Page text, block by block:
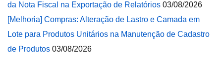
da Nota Fiscal na Exportação de Relatórios 03/08/2026
[Melhoria] Compras: Alteração de Lastro e Camada em
Lote para Produtos Unitários na Manutenção de Cadastro
de Produtos 03/08/2026